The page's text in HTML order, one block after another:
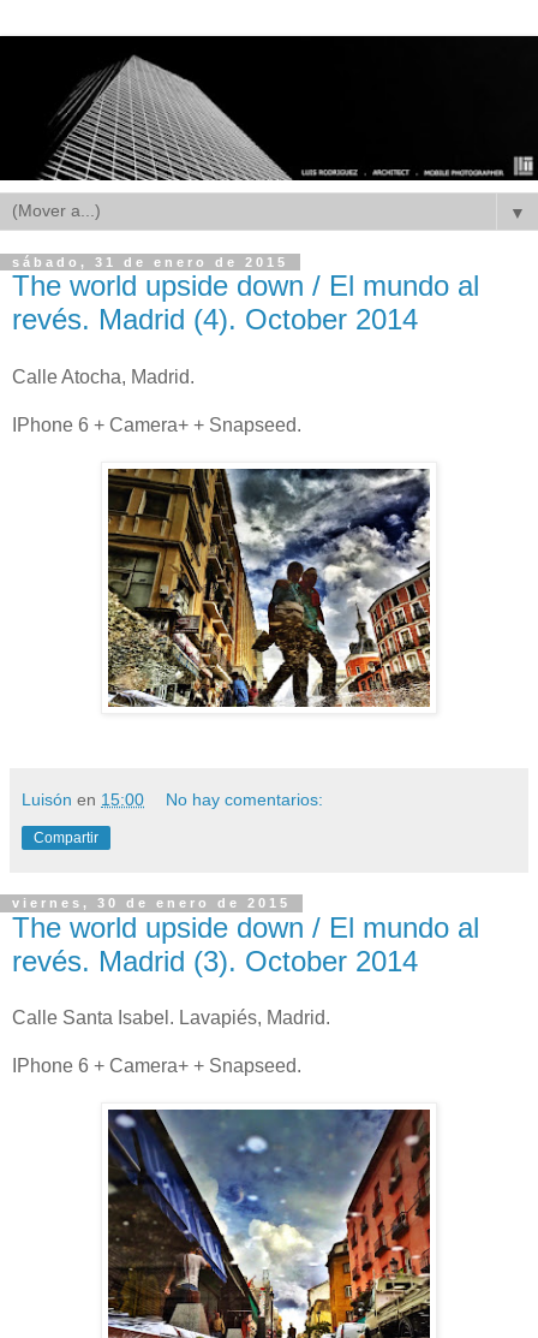
▼
sábado, 31 de enero de 2015
The world upside down / El mundo al
revés. Madrid (4). October 2014
Calle Atocha, Madrid.
IPhone 6 + Camera+ + Snapseed.
Luisón en 15:00 No hay comentarios:
Compartir
viernes, 30 de enero de 2015
The world upside down / El mundo al
revés. Madrid (3). October 2014
Calle Santa Isabel. Lavapiés, Madrid.
IPhone 6 + Camera+ + Snapseed.